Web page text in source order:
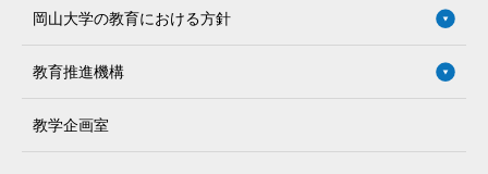
岡山大学の教育における方針
教育推進機構
教学企画室